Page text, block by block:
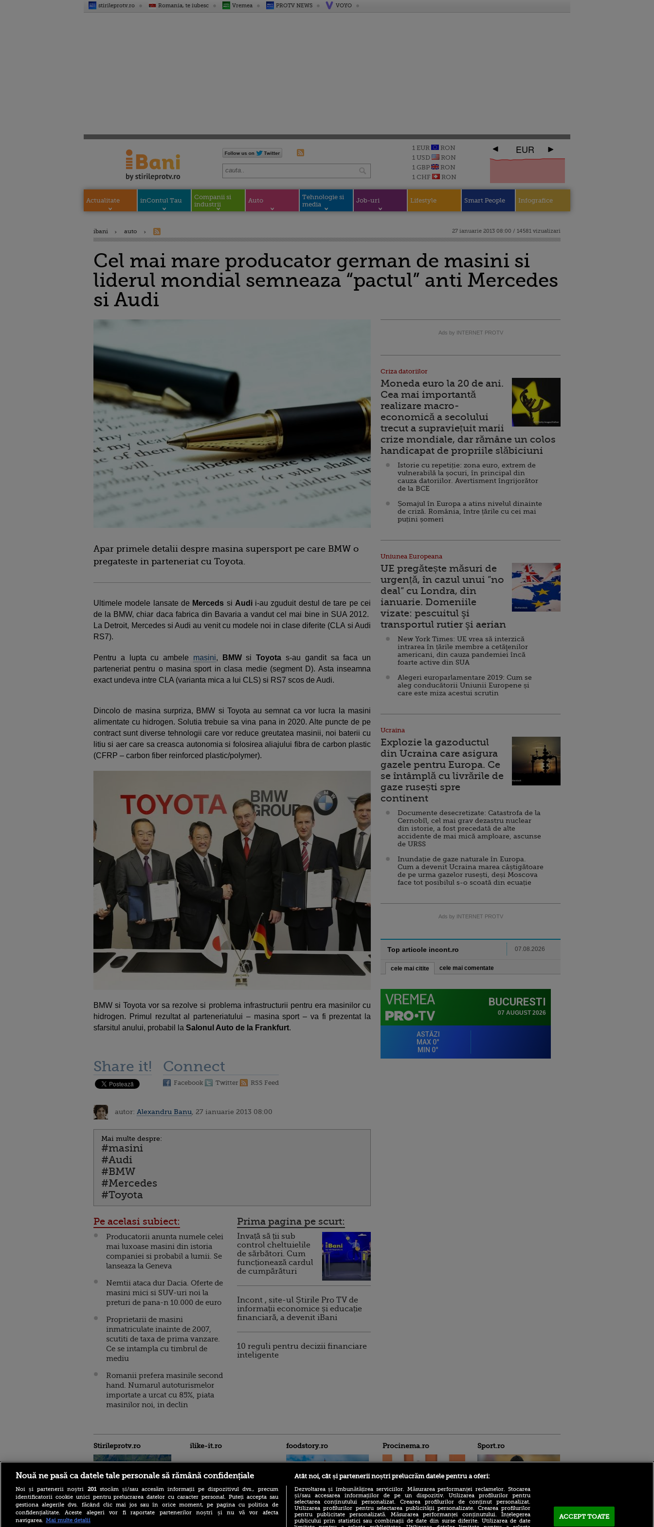
stirileprotv.ro Romania, te iubesc Vremea PROTV NEWS VOYO
1 EUR
RON
1 USD
RON
1 GBP
RON
1 CHF
RON
EUR
Actualitate inContul Tau
Companii si
industrii
Auto
Tehnologie si
media
Job-uri Lifestyle Smart People Infografice
ibani auto 27 ianuarie 2013 08:00 / 14581 vizualizari
Cel mai mare producator german de masini si
liderul mondial semneaza “pactul” anti Mercedes
si Audi
Apar primele detalii despre masina supersport pe care BMW o
pregateste in parteneriat cu Toyota.
Ultimele modele lansate de Merceds si Audi i-au zguduit destul de tare pe cei
de la BMW, chiar daca fabrica din Bavaria a vandut cel mai bine in SUA 2012.
La Detroit, Mercedes si Audi au venit cu modele noi in clase diferite (CLA si Audi
RS7).
Pentru a lupta cu ambele masini, BMWsiToyota s-au gandit sa faca un
parteneriat pentru o masina sport in clasa medie (segment D). Asta inseamna
exact undeva intre CLA (varianta mica a lui CLS) si RS7 scos de Audi.
Dincolo de masina surpriza, BMW si Toyota au semnat ca vor lucra la masini
alimentate cu hidrogen. Solutia trebuie sa vina pana in 2020. Alte puncte de pe
contract sunt diverse tehnologii care vor reduce greutatea masinii, noi baterii cu
litiu si aer care sa creasca autonomia si folosirea aliajului fibra de carbon plastic
(CFRP – carbon fiber reinforced plastic/polymer).
BMW si Toyota vor sa rezolve si problema infrastructurii pentru era masinilor cu
hidrogen. Primul rezultat al parteneriatului – masina sport – va fi prezentat la
sfarsitul anului, probabil la Salonul Auto de la Frankfurt.
Share it! Connect
Facebook Twitter RSS Feed
autor: Alexandru Banu , 27 ianuarie 2013 08:00
Mai multe despre:
#masini
#Audi
#BMW
#Mercedes
#Toyota
Pe acelasi subiect:
Producatorii anunta numele celei
mai luxoase masini din istoria
companiei si probabil a lumii. Se
lanseaza la Geneva
Nemtii ataca dur Dacia. Oferte de
masini mici si SUV-uri noi la
preturi de pana-n 10.000 de euro
Proprietarii de masini
inmatriculate inainte de 2007,
scutiti de taxa de prima vanzare.
Ce se intampla cu timbrul de
mediu
Romanii prefera masinile second
hand. Numarul autoturismelor
importate a urcat cu 85%, piata
masinilor noi, in declin
Prima pagina pe scurt:
Invață să ții sub
control cheltuielile
de sărbători. Cum
funcționează cardul
de cumpărături
Incont , site-ul Știrile Pro TV de
informații economice și educație
financiară, a devenit iBani
10 reguli pentru decizii financiare
inteligente
Ads by INTERNET PROTV
Criza datoriilor
Moneda euro la 20 de ani.
Cea mai importantă
realizare macro-
economică a secolului
trecut a supraviețuit marii
crize mondiale, dar rămâne un colos
handicapat de propriile slăbiciuni
Istorie cu repetiție: zona euro, extrem de
vulnerabilă la șocuri, în principal din
cauza datoriilor. Avertisment îngrijorător
de la BCE
Șomajul în Europa a atins nivelul dinainte
de criză. România, între țările cu cei mai
puțini șomeri
Uniunea Europeana
UE pregătește măsuri de
urgență, în cazul unui ”no
deal” cu Londra, din
ianuarie. Domeniile
vizate: pescuitul şi
transportul rutier şi aerian
New York Times: UE vrea să interzică
intrarea în țările membre a cetăţenilor
americani, din cauza pandemiei încă
foarte active din SUA
Alegeri europarlamentare 2019: Cum se
aleg conducătorii Uniunii Europene și
care este miza acestui scrutin
Ucraina
Explozie la gazoductul
din Ucraina care asigura
gazele pentru Europa. Ce
se întâmplă cu livrările de
gaze rusești spre
continent
Documente desecretizate: Catastrofa de la
Cernobîl, cel mai grav dezastru nuclear
din istorie, a fost precedată de alte
accidente de mai mică amploare, ascunse
de URSS
Inundație de gaze naturale în Europa.
Cum a devenit Ucraina marea câștigătoare
de pe urma gazelor rusești, deși Moscova
face tot posibilul s-o scoată din ecuație
Ads by INTERNET PROTV
Top articole incont.ro 07.08.2026
cele mai citite cele mai comentate
Stirileprotv.ro ilike-it.ro foodstory.ro
(P) Descoperă Lumea
Evenimentelor din România
Procinema.ro
Emoții intense pentru
Sport.ro
Rodri, mărul discordiei
dintre Real Madrid și
Barcelona! El Clasico se
Nouă ne pasă ca datele tale personale să rămână confidențiale
Noi și partenerii noștri 201stocăm și/sau accesăm informații pe dispozitivul dvs., precum
identificatorii cookie unici pentru prelucrarea datelor cu caracter personal. Puteți accepta sau
gestiona alegerile dvs. făcând clic mai jos sau în orice moment, pe pagina cu politica de
confidențialitate. Aceste alegeri vor fi raportate partenerilor noștri și nu vă vor afecta
navigarea. Mai multe detalii
Atât noi, cât și partenerii noștri prelucrăm datele pentru a oferi:
Dezvoltarea și îmbunătățirea serviciilor. Măsurarea performanței reclamelor. Stocarea
și/sau accesarea informațiilor de pe un dispozitiv. Utilizarea profilurilor pentru
selectarea conținutului personalizat. Crearea profilurilor de conținut personalizat.
Utilizarea profilurilor pentru selectarea publicității personalizate. Crearea profilurilor
pentru publicitate personalizată. Măsurarea performanței conținutului. Înțelegerea
publicului prin statistici sau combinații de date din surse diferite. Utilizarea de date
ACCEPT TOATE